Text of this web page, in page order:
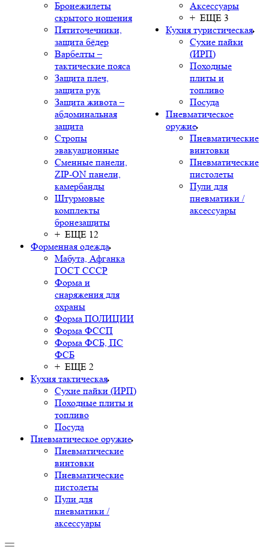
Бронежилеты
скрытого ношения
Пятиточечники,
защита бёдер
Варбелты –
тактические пояса
Защита плеч,
защита рук
Защита живота –
абдоминальная
защита
Стропы
эвакуационные
Сменные панели,
ZIP-ON панели,
камербанды
Штурмовые
комплекты
бронезащиты
+ ЕЩЕ 12
Форменная одежда
Мабута, Афганка
ГОСТ СССР
Форма и
снаряжения для
охраны
Форма ПОЛИЦИИ
Форма ФССП
Форма ФСБ, ПС
ФСБ
+ ЕЩЕ 2
Кухня тактическая
Сухие пайки (ИРП)
Походные плиты и
топливо
Посуда
Пневматическое оружие
Пневматические
винтовки
Пневматические
пистолеты
Пули для
пневматики /
аксессуары
Аксессуары
+ ЕЩЕ 3
Кухня туристическая
Сухие пайки
(ИРП)
Походные
плиты и
топливо
Посуда
Пневматическое
оружие
Пневматические
винтовки
Пневматические
пистолеты
Пули для
пневматики /
аксессуары